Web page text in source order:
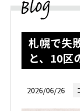
札幌で失
と、10区
2026/06/26